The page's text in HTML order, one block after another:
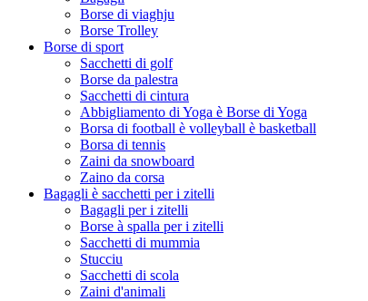
Borse di viaghju
Borse Trolley
Borse di sport
Sacchetti di golf
Borse da palestra
Sacchetti di cintura
Abbigliamento di Yoga è Borse di Yoga
Borsa di football è volleyball è basketball
Borsa di tennis
Zaini da snowboard
Zaino da corsa
Bagagli è sacchetti per i zitelli
Bagagli per i zitelli
Borse à spalla per i zitelli
Sacchetti di mummia
Stucciu
Sacchetti di scola
Zaini d'animali